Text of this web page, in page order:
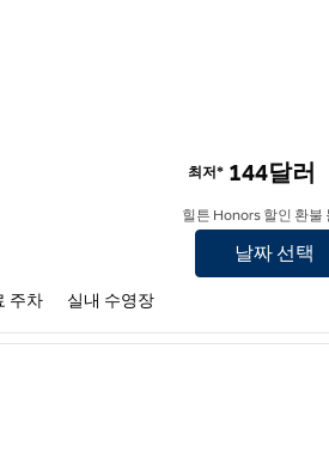
정보 보기
최저* 144달러
힐튼 Honors 할인 환불
날짜 선택
주차 실내 수영장